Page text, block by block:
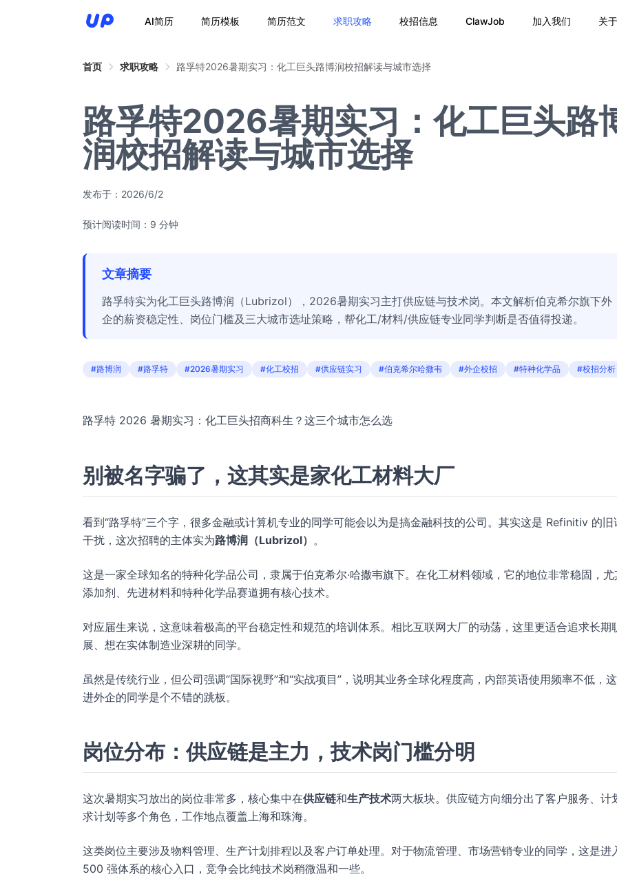
AI简历 简历模板 简历范文 求职攻略 校招信息 ClawJob 加入我们 关
首页 求职攻略 路孚特2026暑期实习：化工巨头路博润校招解读与城市选择
路孚特2026暑期实习：化工巨头路
润校招解读与城市选择
发布于： 2026/6/2
预计阅读时间：9 分钟
文章摘要
路孚特实为化工巨头路博润（Lubrizol），2026暑期实习主打供应链与技术岗。本文解析伯克希尔旗下外
企的薪资稳定性、岗位门槛及三大城市选址策略，帮化工/材料/供应链专业同学判断是否值得投递。
#路博润 #路孚特 #2026暑期实习 #化工校招 #供应链实习 #伯克希尔哈撒韦 #外企校招 #特种化学品 #校招分析
路孚特 2026 暑期实习：化工巨头招商科生？这三个城市怎么选
别被名字骗了，这其实是家化工材料大厂
看到“路孚特”三个字，很多金融或计算机专业的同学可能会以为是搞金融科技的公司。其实这是 Refinitiv 的旧
干扰，这次招聘的主体实为路博润（Lubrizol） 。
这是一家全球知名的特种化学品公司，隶属于伯克希尔·哈撒韦旗下。在化工材料领域，它的地位非常稳固，尤
添加剂、先进材料和特种化学品赛道拥有核心技术。
对应届生来说，这意味着极高的平台稳定性和规范的培训体系。相比互联网大厂的动荡，这里更适合追求长期
展、想在实体制造业深耕的同学。
虽然是传统行业，但公司强调“国际视野”和“实战项目”，说明其业务全球化程度高，内部英语使用频率不低，
进外企的同学是个不错的跳板。
岗位分布：供应链是主力，技术岗门槛分明
这次暑期实习放出的岗位非常多，核心集中在供应链和生产技术两大板块。供应链方向细分出了客户服务、计
求计划等多个角色，工作地点覆盖上海和珠海。
这类岗位主要涉及物料管理、生产计划排程以及客户订单处理。对于物流管理、市场营销专业的同学，这是进
500 强体系的核心入口，竞争会比纯技术岗稍微温和一些。